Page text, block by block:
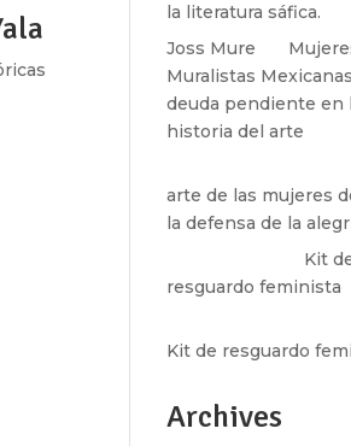
la literatura sáfica.
Joss Mure
Muralistas
deuda pendiente en
historia del arte
arte de las mujeres
la defensa de la
Kit
resguardo feminista
Kit de resguardo
Archives